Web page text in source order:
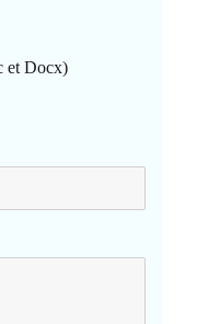
et Docx)